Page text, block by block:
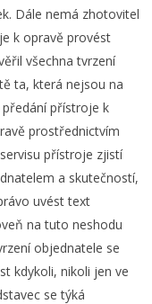
Dále nemá zhotovitel
k opravě provést
všechna tvrzení
ta, která nejsou na
přístroje k
prostřednictvím
přístroje zjistí
a skutečností,
uvést text
na tuto neshodu
objednatele se
kdykoli, nikoli jen ve
se týká